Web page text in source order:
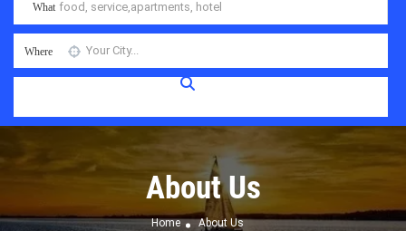
What
Where
About Us
Home About Us